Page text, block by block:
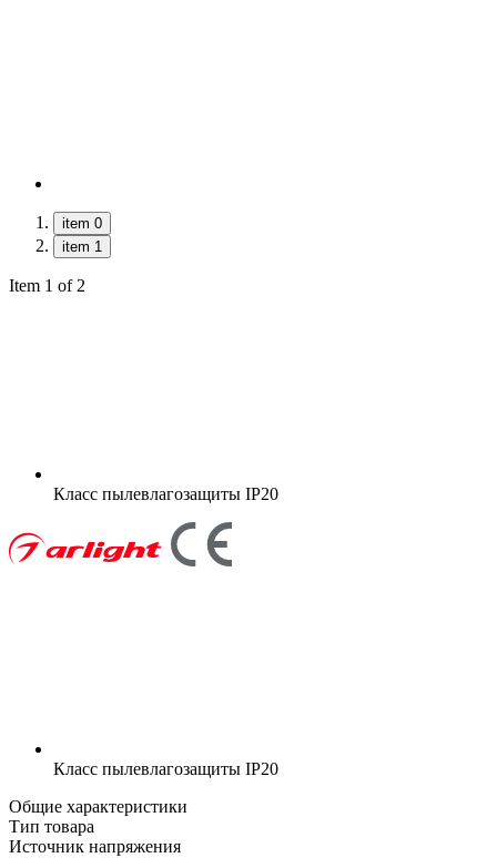
item 0
item 1
Item 1 of 2
Класс пылевлагозащиты IP20
Класс пылевлагозащиты IP20
Общие характеристики
Тип товара
Источник напряжения